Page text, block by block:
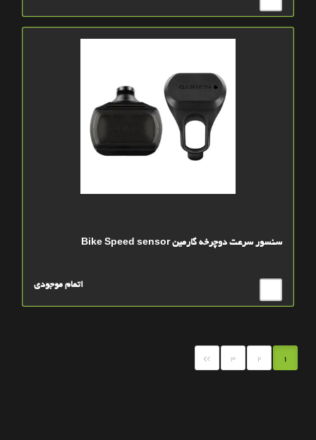
سنسور سرعت دوچرخه گارمین Bike Speed sensor
اتمام موجودی
1
2
3
»